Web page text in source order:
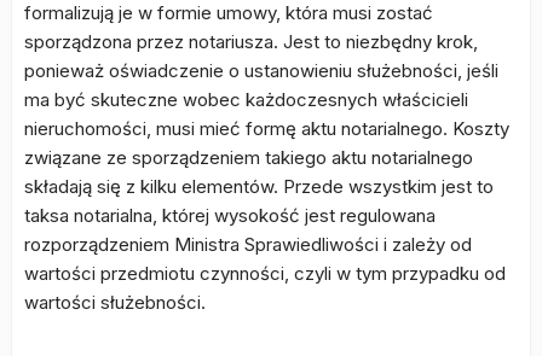
formalizują je w formie umowy, która musi zostać
sporządzona przez notariusza. Jest to niezbędny krok,
ponieważ oświadczenie o ustanowieniu służebności, jeśli
ma być skuteczne wobec każdoczesnych właścicieli
nieruchomości, musi mieć formę aktu notarialnego. Koszty
związane ze sporządzeniem takiego aktu notarialnego
składają się z kilku elementów. Przede wszystkim jest to
taksa notarialna, której wysokość jest regulowana
rozporządzeniem Ministra Sprawiedliwości i zależy od
wartości przedmiotu czynności, czyli w tym przypadku od
wartości służebności.